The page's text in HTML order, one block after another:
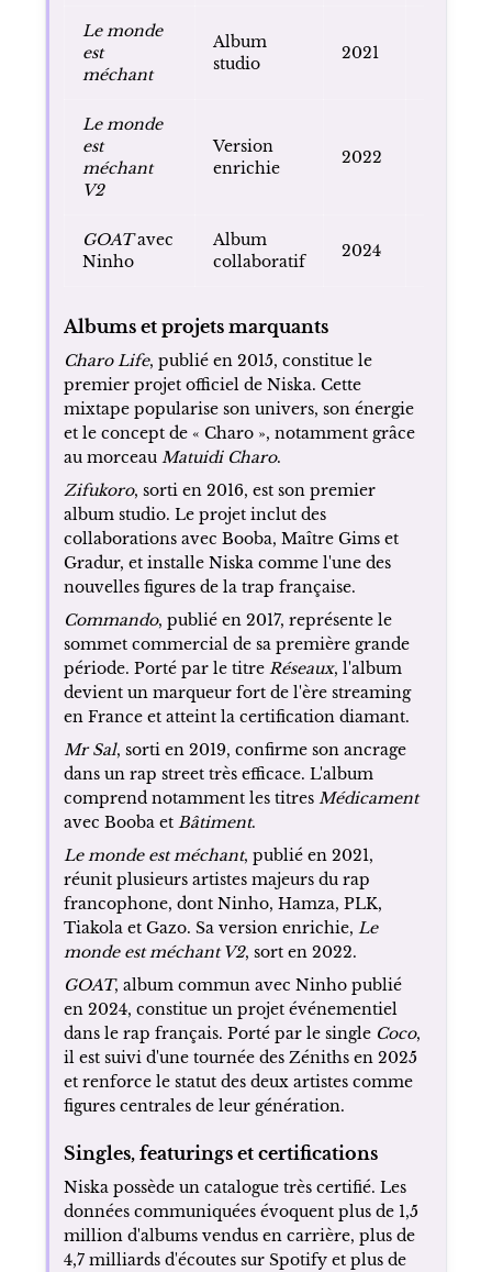
Le monde
est
méchant
Album
studio
2021
Le monde
est
méchant
V2
Version
enrichie
2022
GOATavec
Ninho
Album
collaboratif
2024
Albums et projets marquants
Charo Life, publié en 2015, constitue le
premier projet officiel de Niska. Cette
mixtape popularise son univers, son énergie
et le concept de « Charo », notamment grâce
au morceau Matuidi Charo.
Zifukoro, sorti en 2016, est son premier
album studio. Le projet inclut des
collaborations avec Booba, Maître Gims et
Gradur, et installe Niska comme l'une des
nouvelles figures de la trap française.
Commando, publié en 2017, représente le
sommet commercial de sa première grande
période. Porté par le titre Réseaux, l'album
devient un marqueur fort de l'ère streaming
en France et atteint la certification diamant.
Mr Sal, sorti en 2019, confirme son ancrage
dans un rap street très efficace. L'album
comprend notamment les titres Médicament
avec Booba et Bâtiment.
Le monde est méchant, publié en 2021,
réunit plusieurs artistes majeurs du rap
francophone, dont Ninho, Hamza, PLK,
Tiakola et Gazo. Sa version enrichie, Le
monde est méchant V2, sort en 2022.
GOAT, album commun avec Ninho publié
en 2024, constitue un projet événementiel
dans le rap français. Porté par le single Coco,
il est suivi d'une tournée des Zéniths en 2025
et renforce le statut des deux artistes comme
figures centrales de leur génération.
Singles, featurings et certifications
Niska possède un catalogue très certifié. Les
données communiquées évoquent plus de 1,5
million d'albums vendus en carrière, plus de
4,7 milliards d'écoutes sur Spotify et plus de